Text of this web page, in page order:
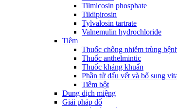
Tilmicosin phosphate
Tildipirosin
Tylvalosin tartrate
Valnemulin hydrochloride
Tiêm
Thuốc chống nhiễm trùng
Thuốc anthelmintic
Thuốc kháng khuẩn
Phần tử dấu vết và bổ sung
Tiêm bột
Dung dịch miệng
Giải pháp đổ